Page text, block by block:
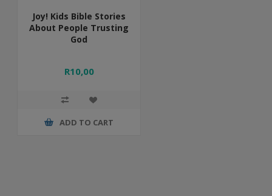
Joy! Kids Bible Stories
About People Trusting
God
R10,00
ADD TO CART